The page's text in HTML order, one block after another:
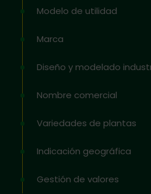
Modelo de utilidad
Marca
Diseño y modelado
Nombre comercial
Variedades de plantas
Indicación geográfica
Gestión de valores